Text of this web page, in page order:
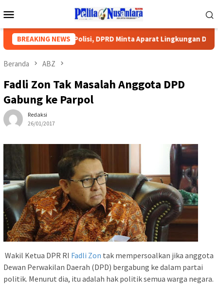
ke
Mobile
BREAKING NEWS
Lapor Polisi, DPRD Minta Aparat Lingkungan Dievaluasi
Beranda ABZ
Fadli Zon Tak Masalah Anggota DPD
Gabung ke Parpol
Redaksi
26/01/2017
Wakil Ketua DPR RI Fadli Zon tak mempersoalkan jika anggota
Dewan Perwakilan Daerah (DPD) bergabung ke dalam partai
politik. Menurut dia, itu adalah hak politik semua warga negara.